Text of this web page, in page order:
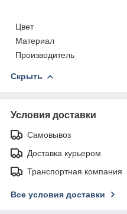
Цвет
Материал
Производитель
Скрыть
Условия доставки
Самовывоз
Доставка курьером
Транспортная компания
Все условия доставки